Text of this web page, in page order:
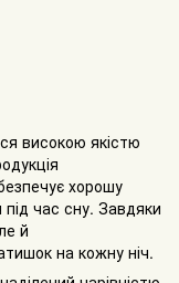
високою якістю
хорошу
під час сну. Завдяки
й
на кожну ніч.